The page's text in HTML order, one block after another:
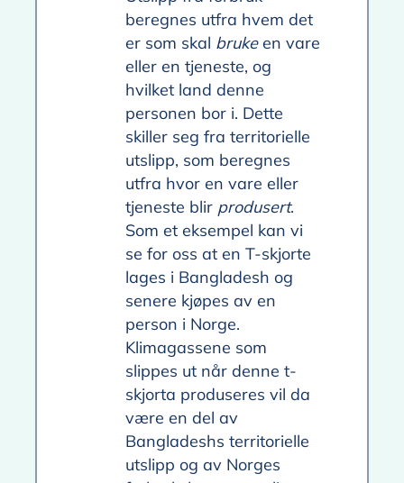
beregnes utfra hvem det
er som skal brukeen vare
eller en tjeneste, og
hvilket land denne
personen bor i. Dette
skiller seg fra territorielle
utslipp, som beregnes
utfra hvor en vare eller
tjeneste blir produsert.
Som et eksempel kan vi
se for oss at en T-skjorte
lages i Bangladesh og
senere kjøpes av en
person i Norge.
Klimagassene som
slippes ut når denne t-
skjorta produseres vil da
være en del av
Bangladeshs territorielle
utslipp og av Norges